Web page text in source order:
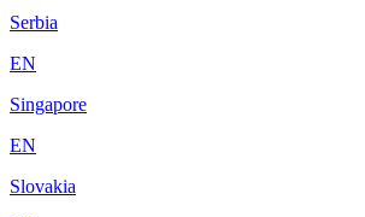
Serbia
EN
Singapore
EN
Slovakia